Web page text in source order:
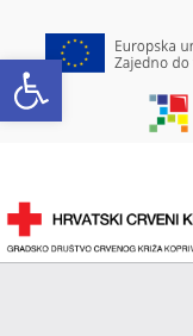
Open toolbar